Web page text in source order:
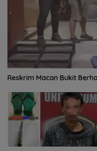
Reskrim Macan Bukit